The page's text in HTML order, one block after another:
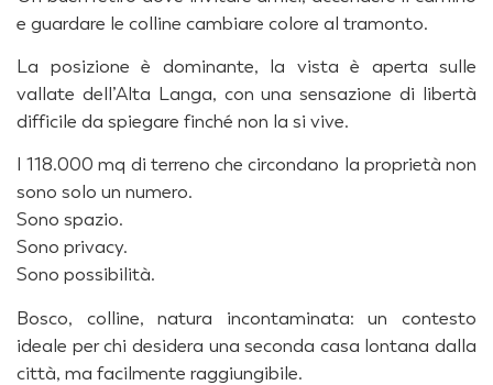
e guardare le colline cambiare colore al tramonto.
La posizione è dominante, la vista è aperta sulle
vallate dell’Alta Langa, con una sensazione di libertà
difficile da spiegare finché non la si vive.
I 118.000 mq di terreno che circondano la proprietà non
sono solo un numero.
Sono spazio.
Sono privacy.
Sono possibilità.
Bosco, colline, natura incontaminata: un contesto
ideale per chi desidera una seconda casa lontana dalla
città, ma facilmente raggiungibile.